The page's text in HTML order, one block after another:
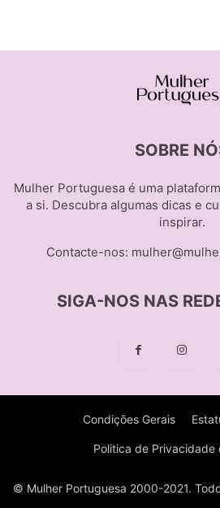
SOBRE
Mulher Portuguesa é uma
a si. Descubra algumas dicas e
inspirar.
Contacte-nos:
SIGA-NOS NAS
Condições Gerais
Politica de Privacidade
© Mulher Portuguesa 2000-2021.